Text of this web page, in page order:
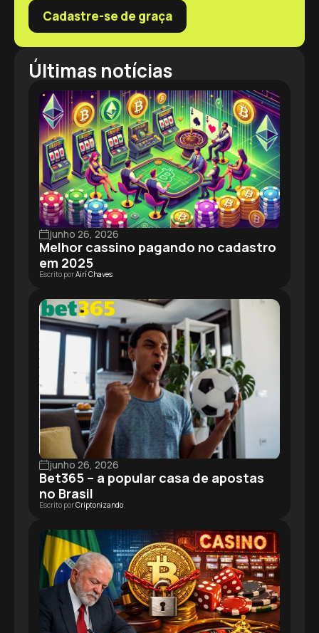
Cadastre-se de graça
Últimas notícias
junho 26, 2026
Melhor cassino pagando no cadastro
em 2025
Escrito porAirí Chaves
junho 26, 2026
Bet365 – a popular casa de apostas
no Brasil
Escrito porCriptonizando